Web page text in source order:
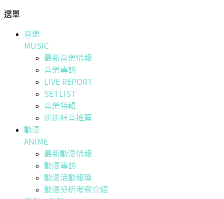
選單
音樂
MUSIC
最新音樂情報
音樂專訪
LIVE REPORT
SETLIST
音樂特輯
迷迷好音推薦
動漫
ANIME
最新動漫情報
動漫專訪
動漫活動報導
動漫分析考察介紹